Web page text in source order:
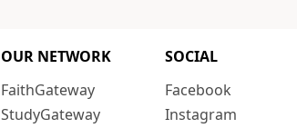
OUR NETWORK
FaithGateway
StudyGateway
SOCIAL
Facebook
Instagram